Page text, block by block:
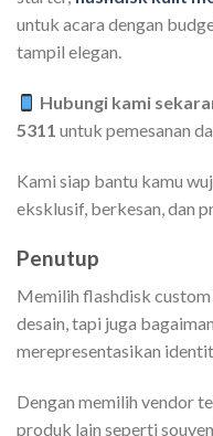
untuk acara dengan
tampil elegan.
Hubungi kami
5311 untuk pemesanan
Kami siap bantu kamu
eksklusif, berkesan, dan
Penutup
Memilih flashdisk custom
desain, tapi juga
merepresentasikan
Dengan memilih vendor
produk lain seperti